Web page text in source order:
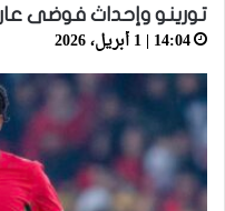
تورينو وإحداث فوضى
14:04 | 1 أبريل، 2026